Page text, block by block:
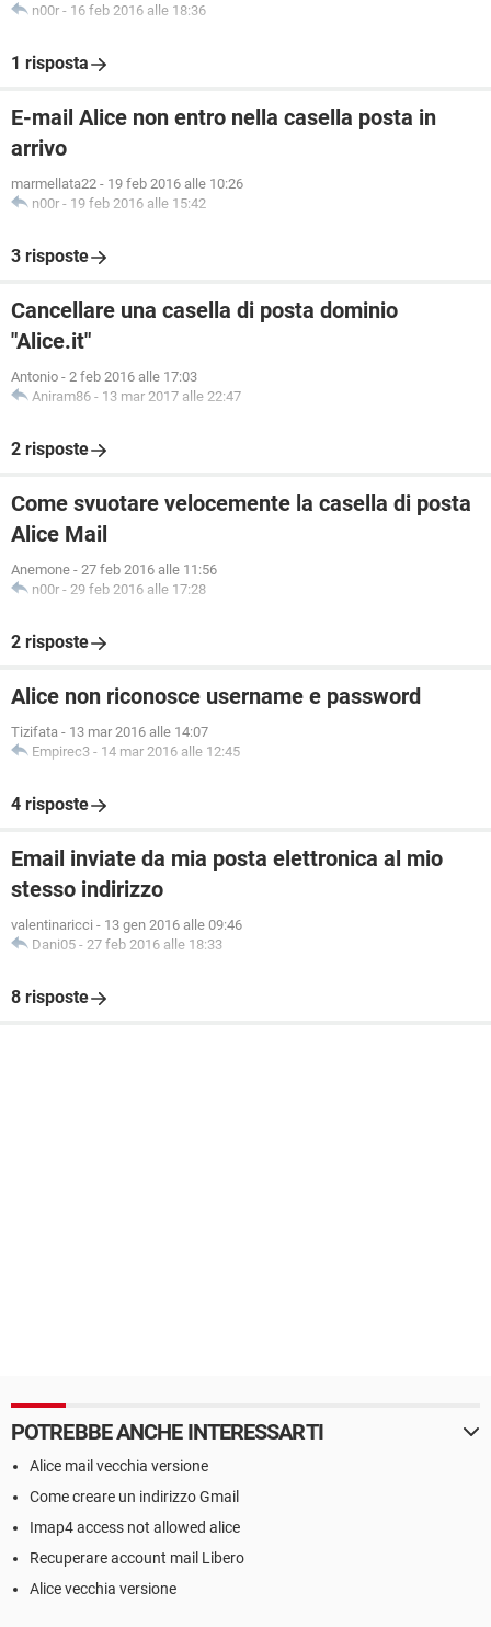
n00r - 16 feb 2016 alle 18:36
1 risposta
E-mail Alice non entro nella casella posta in
arrivo
marmellata22 - 19 feb 2016 alle 10:26
n00r - 19 feb 2016 alle 15:42
3 risposte
Cancellare una casella di posta dominio
"Alice.it"
Antonio - 2 feb 2016 alle 17:03
Aniram86 - 13 mar 2017 alle 22:47
2 risposte
Come svuotare velocemente la casella di posta
Alice Mail
Anemone - 27 feb 2016 alle 11:56
n00r - 29 feb 2016 alle 17:28
2 risposte
Alice non riconosce username e password
Tizifata - 13 mar 2016 alle 14:07
Empirec3 - 14 mar 2016 alle 12:45
4 risposte
Email inviate da mia posta elettronica al mio
stesso indirizzo
valentinaricci - 13 gen 2016 alle 09:46
Dani05 - 27 feb 2016 alle 18:33
8 risposte
POTREBBE ANCHE INTERESSARTI
Alice mail vecchia versione
Come creare un indirizzo Gmail
Imap4 access not allowed alice
Recuperare account mail Libero
Alice vecchia versione